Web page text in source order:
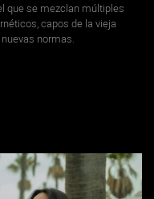
que se mezclan múltiples
capos de la vieja
normas.